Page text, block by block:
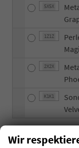
5X5X
1Z1Z
2X2X
K1K1
Allgemeines
Wir